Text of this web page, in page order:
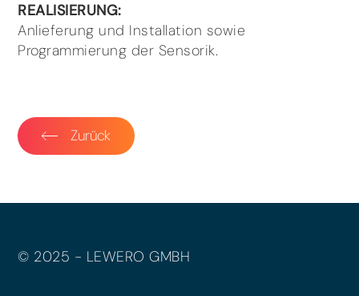
REALISIERUNG:
Anlieferung und Installation sowie
Programmierung der Sensorik.
Zurück
© 2025 - LEWERO GMBH